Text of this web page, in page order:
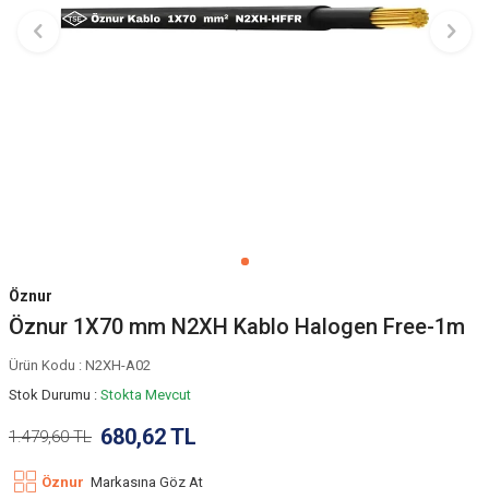
Öznur
Öznur 1X70 mm N2XH Kablo Halogen Free-1m
Ürün Kodu : N2XH-A02
Stok Durumu : Stokta Mevcut
1.479,60TL 680,62TL
Öznur Markasına Göz At